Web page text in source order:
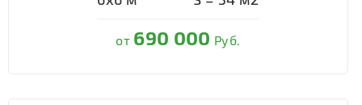
от 690 000 Руб.